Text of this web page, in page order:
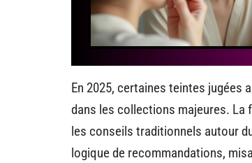
En 2025, certaines teintes jugées
dans les collections majeures. La
les conseils traditionnels autour
logique de recommandations,